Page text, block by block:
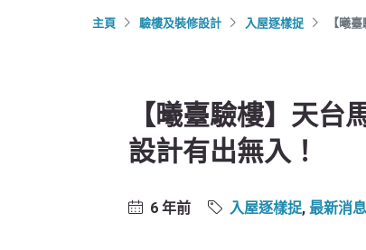
主頁 驗樓及裝修設計 入屋逐樣捉 【曦
【曦臺驗樓】天台
設計有出無入！
6 年前 入屋逐樣捉, 最新消息